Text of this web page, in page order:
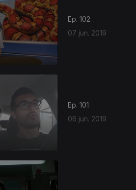
Ep. 102
07 jun. 2019
Ep. 101
06 jun. 2019